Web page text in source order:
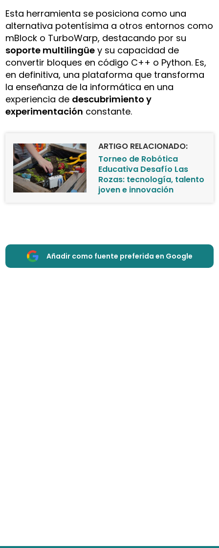
Esta herramienta se posiciona como una
alternativa potentísima a otros entornos como
mBlock o TurboWarp, destacando por su
soporte multilingüe y su capacidad de
convertir bloques en código C++ o Python. Es,
en definitiva, una plataforma que transforma
la enseñanza de la informática en una
experiencia de descubrimiento y
experimentación constante.
ARTIGO RELACIONADO:
Torneo de Robótica
Educativa Desafío Las
Rozas: tecnología, talento
joven e innovación
Añadir como fuente preferida en Google